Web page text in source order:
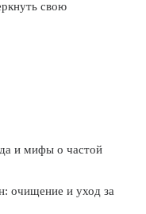
свою
и мифы о частой
очищение и уход за